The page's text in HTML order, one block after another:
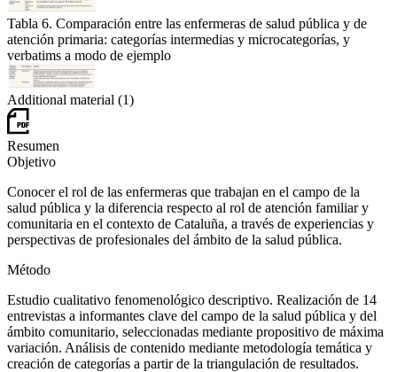
Tabla 6. Comparación entre las enfermeras de salud pública y de
atención primaria: categorías intermedias y microcategorías, y
verbatims a modo de ejemplo
Additional material (1)
Resumen
Objetivo
Conocer el rol de las enfermeras que trabajan en el campo de la
salud pública y la diferencia respecto al rol de atención familiar y
comunitaria en el contexto de Cataluña, a través de experiencias y
perspectivas de profesionales del ámbito de la salud pública.
Método
Estudio cualitativo fenomenológico descriptivo. Realización de 14
entrevistas a informantes clave del campo de la salud pública y del
ámbito comunitario, seleccionadas mediante propositivo de máxima
variación. Análisis de contenido mediante metodología temática y
creación de categorías a partir de la triangulación de resultados.